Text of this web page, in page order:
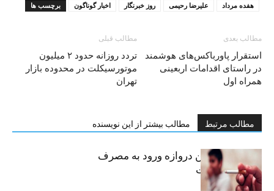
برچسب ها اخبار گوناگون روز خبرنگار علیرضا رحیمی هفده مرداد
مطالب قبلی
تردد روزانه حدود ۲ میلیون
موتورسیکلت در محدوده بازار
تهران
مطالب بعدی
استقرار پاورباکس‌های هوشمند
در راستای اقدامات اربعینی
همراه اول
مطالب مرتبط مطالب بیشتر از این نویسنده
سیگار، مهمترین دروازه ورود به مصرف
موادمخدر است